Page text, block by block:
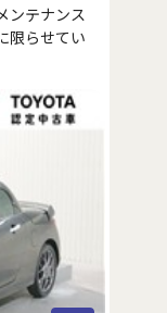
ンテナンス
限らせてい